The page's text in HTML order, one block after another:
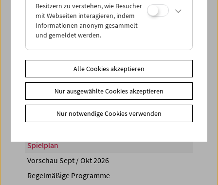
Share on
Spielplan
Vorschau Sept / Okt 2026
Regelmäßige Programme
Besitzern zu verstehen, wie Besucher
mit Webseiten interagieren, indem
Informationen anonym gesammelt
und gemeldet werden.
Alle Cookies akzeptieren
Nur ausgewählte Cookies akzeptieren
Nur notwendige Cookies verwenden